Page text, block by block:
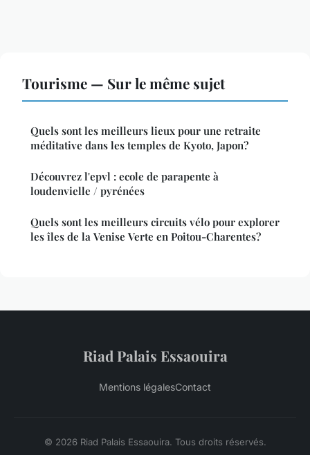
Tourisme — Sur le même sujet
Quels sont les meilleurs lieux pour une retraite
méditative dans les temples de Kyoto, Japon?
Découvrez l'epvl : ecole de parapente à
loudenvielle / pyrénées
Quels sont les meilleurs circuits vélo pour explorer
les îles de la Venise Verte en Poitou-Charentes?
Riad Palais Essaouira
Mentions légalesContact
© 2026 Riad Palais Essaouira. Tous droits réservés.